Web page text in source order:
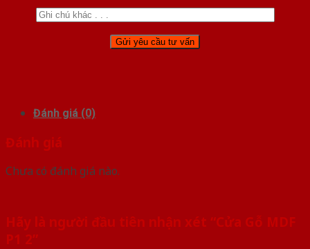
Đánh giá (0)
Đánh giá
Chưa có đánh giá nào.
Hãy là người đầu tiên nhận xét “Cửa Gỗ MDF
P1 2”